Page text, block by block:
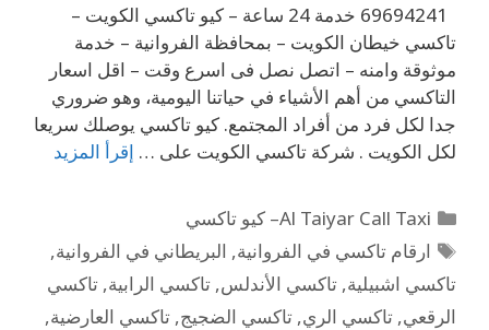
69694241 خدمة 24 ساعة – كيو تاكسي الكويت –
تاكسي خيطان الكويت – بمحافظة الفروانية – خدمة
موثوقة وامنه – اتصل نصل فى اسرع وقت – اقل اسعار
التاكسي من أهم الأشياء في حياتنا اليومية، وهو ضروري
جدا لكل فرد من أفراد المجتمع. كيو تاكسي يوصلك سريعا
لكل الكويت . شركة تاكسي الكويت على … إقرأ المزيد
Al Taiyar Call Taxi– كيو تاكسي
ارقام تاكسي في الفروانية, البريطاني في الفروانية,
تاكسي اشبيلية, تاكسي الأندلس, تاكسي الرابية, تاكسي
الرقعي, تاكسي الري, تاكسي الضجيج, تاكسي العارضية,